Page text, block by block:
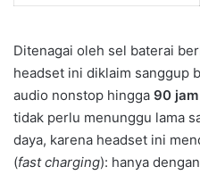
Ditenagai oleh sel baterai
headset ini diklaim sanggup
audio nonstop hingga 90 jam
tidak perlu menunggu lama
daya, karena headset ini
(fast charging): hanya